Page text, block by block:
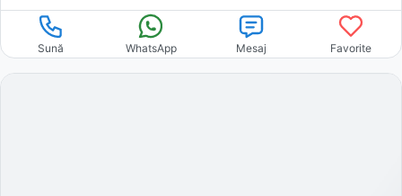
Sună WhatsApp Mesaj Favorite